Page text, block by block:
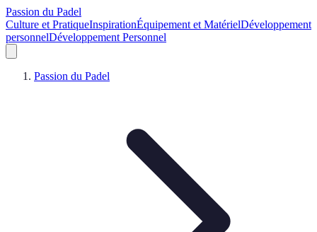
Passion du Padel
Culture et PratiqueInspirationÉquipement et MatérielDéveloppement
personnelDéveloppement Personnel
Passion du Padel